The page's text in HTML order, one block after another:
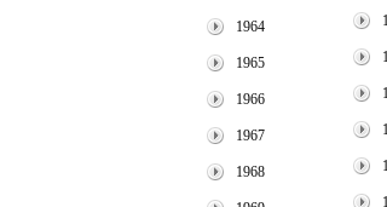
1964
1965
1966
1967
1968